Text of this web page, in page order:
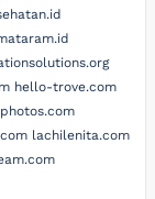
hello-trove.com
lachilenita.com